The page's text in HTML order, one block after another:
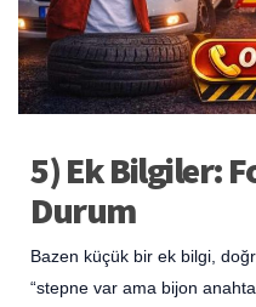
5) Ek Bilgiler:
Durum
Bazen küçük bir ek bilgi,
“stepne var ama bijon